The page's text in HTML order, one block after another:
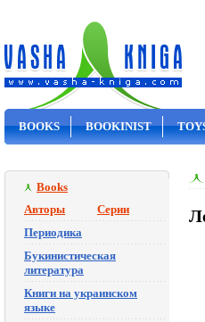
BOOKS BOOKINIST
Books
Авторы
Серии
Периодика
Букинистическая
литература
Книги на украинском
языке